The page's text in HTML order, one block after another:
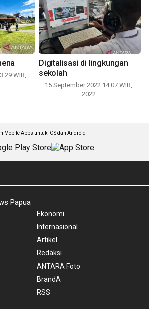
WIB,
Digitalisasi di lingkungan
sekolah
15 September 2022 14:07 WIB,
2022
Mobile Apps untuk iOS dan Android
Papua
Ekonomi
Internasional
Artikel
Redaksi
ANTARA Foto
BrandA
RSS